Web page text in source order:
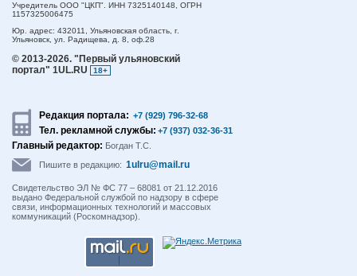
Учредитель ООО "ЦКП". ИНН 7325140148, ОГРН
1157325006475
Юр. адрес: 432011, Ульяновская область, г.
Ульяновск, ул. Радищева, д. 8, оф.28
© 2013-2026. "Первый ульяновский
портал" 1UL.RU
18+
Редакция портала: +7 (929) 796-32-68
Тел. рекламной службы: +7 (937) 032-36-31
Главный редактор: Богдан Т.С.
Пишите в редакцию: 1ulru@mail.ru
Свидетельство ЭЛ № ФС 77 – 68081 от 21.12.2016
выдано Федеральной службой по надзору в сфере
связи, информационных технологий и массовых
коммуникаций (Роскомнадзор).